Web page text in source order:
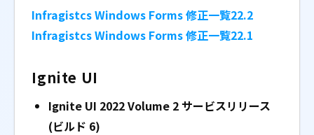
Infragistcs Windows Forms 修正一覧22.2
Infragistcs Windows Forms 修正一覧22.1
Ignite UI
Ignite UI 2022 Volume 2 サービスリリース
(ビルド 6)